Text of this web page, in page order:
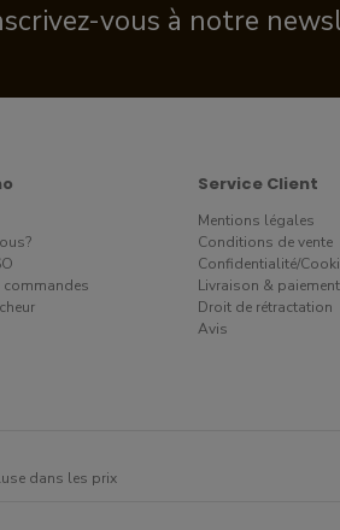
vous à notre
Service Client
Mentions légales
Conditions de vente
Confidentialité/
Livraison &
Droit de rétractation
Avis
dans les prix